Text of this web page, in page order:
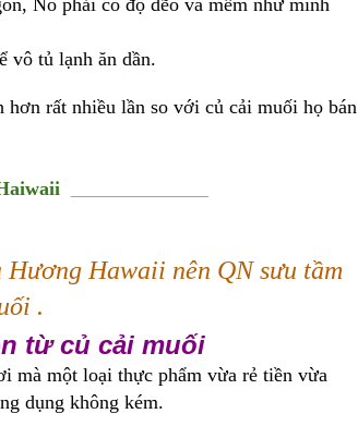
Nó phải có độ dẽo và mềm như mình
vô tủ lạnh ăn dần.
rất nhiều lần so với củ cải muối họ bán
Hawaii nên QN sưu tầm
.
từ củ cải muối
mà một loại thực phẩm vừa rẻ tiền vừa
dụng không kém.